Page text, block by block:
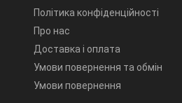
Політика конфіденційності
Про нас
Доставка і оплата
Умови повернення та обмін
Умови повернення